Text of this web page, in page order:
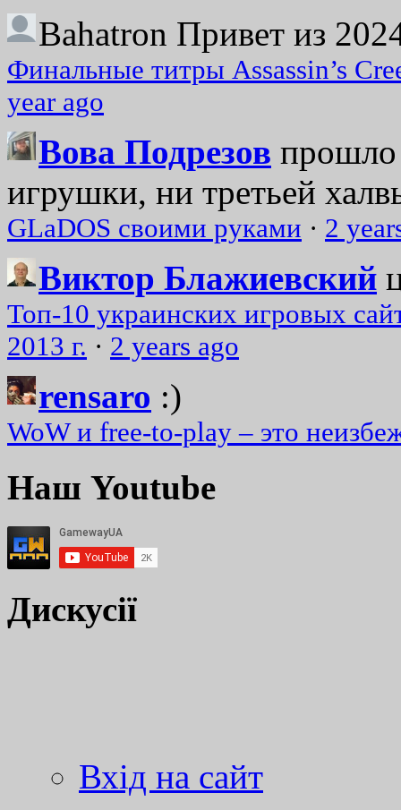
Bahatron Привет из
Финальные титры Assassin’s
year ago
Вова Подрезов прошло
игрушки, ни третьей
GLaDOS своими руками · 2
Виктор Блажиевский
Топ-10 украинских игровых
2013 г. · 2 years ago
rensaro :)
WoW и free-to-play – это
Наш Youtube
Дискусії
Вхід на сайт